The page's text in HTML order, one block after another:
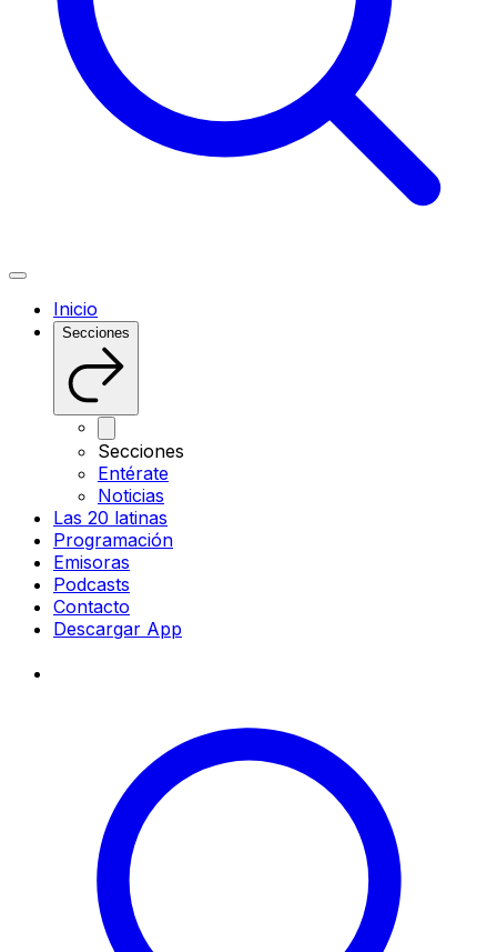
Inicio
Secciones
Secciones
Entérate
Noticias
Las 20 latinas
Programación
Emisoras
Podcasts
Contacto
Descargar App